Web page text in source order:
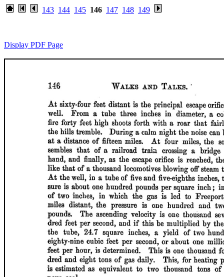
143 144 145 146 147 148 149
Display PDF Page